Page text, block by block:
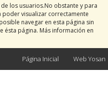
los usuarios.No obstante y para
visualizar correctamente
navegar en esta página sin
ésta página. Más información en
Página Inicial Web Yosan